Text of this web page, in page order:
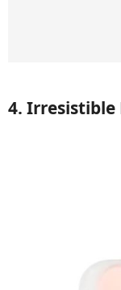
4. Irresistible